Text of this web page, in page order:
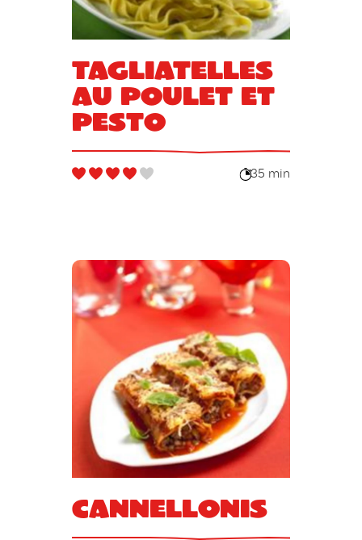
Tagliatelles
au poulet et
pesto
35 min
Cannellonis